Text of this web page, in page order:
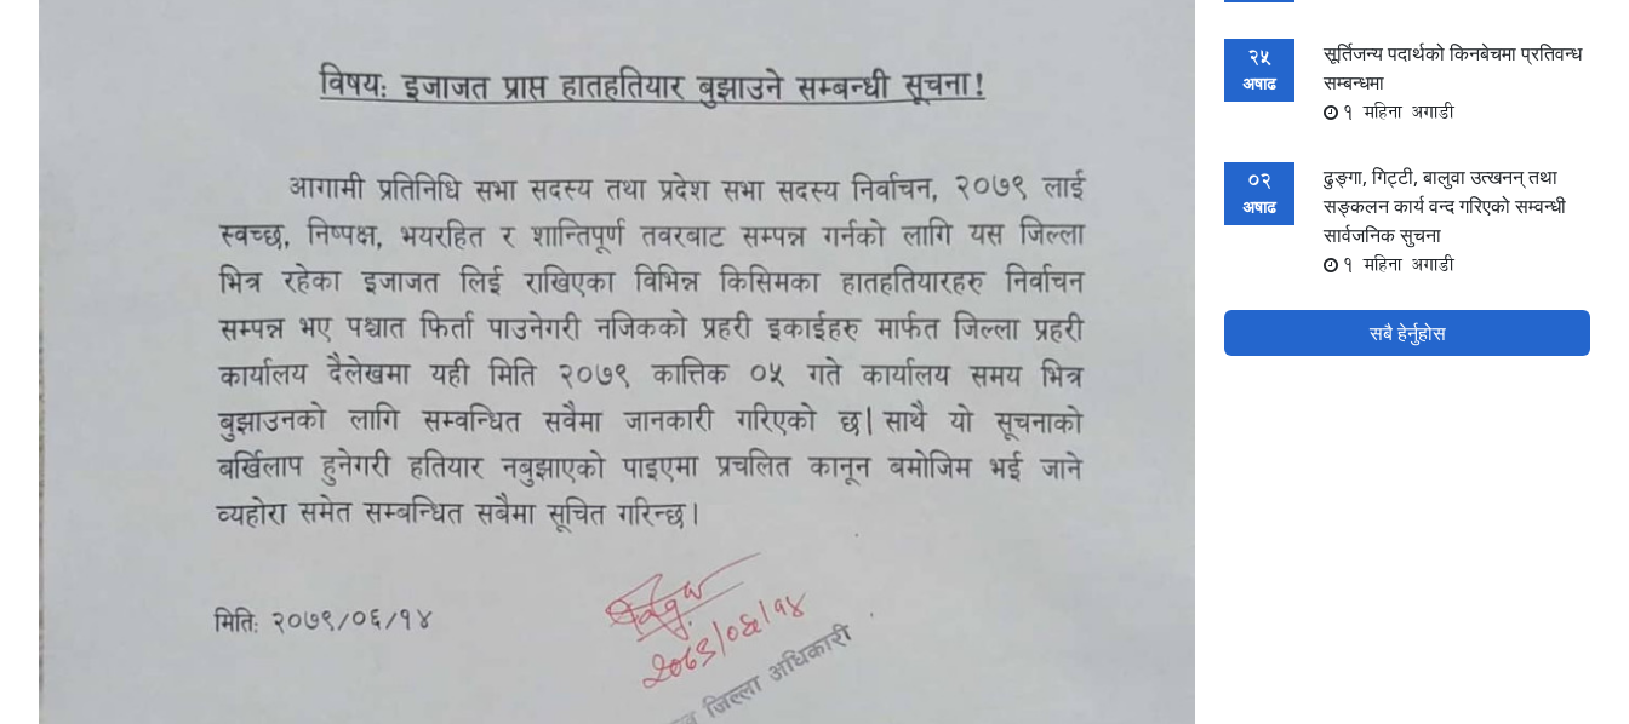
25
अषाढ
सूर्तिजन्य पदार्थको किनबेचमा प्रतिवन्ध
सम्बन्धमा
1 महिना अगाडी
02
अषाढ
ढुङ्गा, गिट्टी, बालुवा उत्खनन् तथा
सङ्कलन कार्य वन्द गरिएको सम्वन्धी
सार्वजनिक सुचना
1 महिना अगाडी
सबै हेर्नुहोस